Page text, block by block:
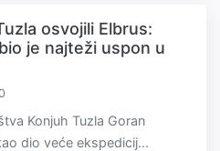
osvojili Elbrus:
je najteži uspon u
Konjuh Tuzla Goran
dio veće ekspedicij...